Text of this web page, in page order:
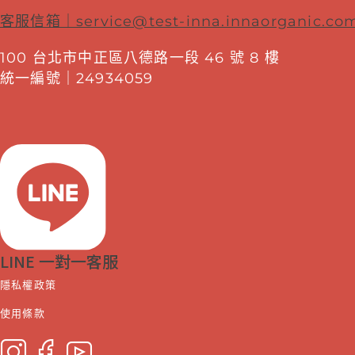
客服信箱｜ service@test-
100 台北市中正區八德路一段 46 號 8 樓
統一編號｜24934059
LINE 一對一客服
隱私權政策
使用條款